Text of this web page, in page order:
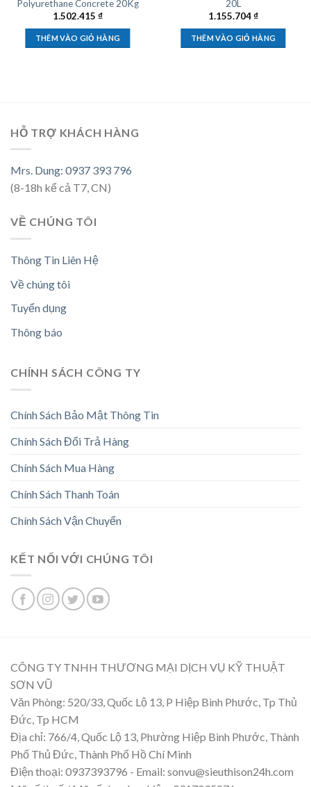
Polyurethane Concrete 20Kg
1.502.415 ₫
THÊM VÀO GIỎ HÀNG
20L
1.155.704₫
THÊM VÀO GIỎ HÀNG
HỖ TRỢ KHÁCH HÀNG
Mrs. Dung: 0937 393 796
(8-18h kể cả T7, CN)
VỀ CHÚNG TÔI
Thông Tin Liên Hệ
Về chúng tôi
Tuyển dụng
Thông báo
CHÍNH SÁCH CÔNG TY
Chính Sách Bảo Mật Thông Tin
Chính Sách Đổi Trả Hàng
Chính Sách Mua Hàng
Chính Sách Thanh Toán
Chính Sách Vận Chuyển
KẾT NỐI VỚI CHÚNG TÔI
CÔNG TY TNHH THƯƠNG MẠI DỊCH VỤ KỸ THUẬT
SƠN VŨ
Văn Phòng: 520/33, Quốc Lộ 13, P Hiệp Bình Phước, Tp Thủ
Đức, Tp HCM
Địa chỉ: 766/4, Quốc Lộ 13, Phường Hiệp Bình Phước, Thành
Phố Thủ Đức, Thành Phố Hồ Chí Minh
Điện thoại: 0937393796 - Email: sonvu@sieuthison24h.com